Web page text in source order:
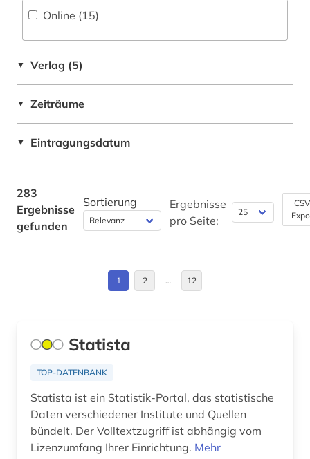
bildungssystem (3)
biographie (1)
biomedizin (2)
brandenburg (2)
bruttoinlandsprodukt (1)
bundesbank (1)
chemie (8)
chemometrie (1)
china (1)
Großbritannien (4)
Italien (2)
Niedersachsen (2)
Nordamerika (1)
Online (15)
▼ Verlag (5)
▼ Zeiträume
▼ Eintragungsdatum
283
Ergebnisse
gefunden
Sortierung
Ergebnisse
pro Seite:
1 2 … 12
Statista
TOP-DATENBANK
Statista ist ein Statistik-Portal, das statistische
Daten verschiedener Institute und Quellen
bündelt. Der Volltextzugriff ist abhängig vom
Lizenzumfang Ihrer Einrichtung. Mehr